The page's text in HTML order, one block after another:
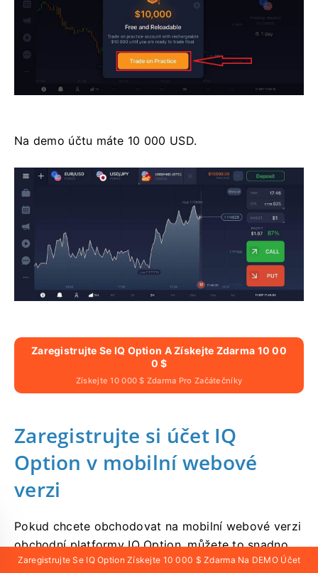
Na demo účtu máte 10 000 USD.
Zaregistrujte Se IQ Option A Získejte Zdarma 10 00
0 $
Získejte 10 000 $ Zdarma Pro Začátečníky
Zaregistrujte si účet IQ
Option v mobilní webové
verzi
Pokud chcete obchodovat na mobilní webové verzi
obchodní platformy IQ Option, můžete to snadno
udělat. Nejprve otevřete prohlížeč na svém
Zaregistrujte Se IQ Option Získejte 10 000 $ Zdarma Na DEMO Účet